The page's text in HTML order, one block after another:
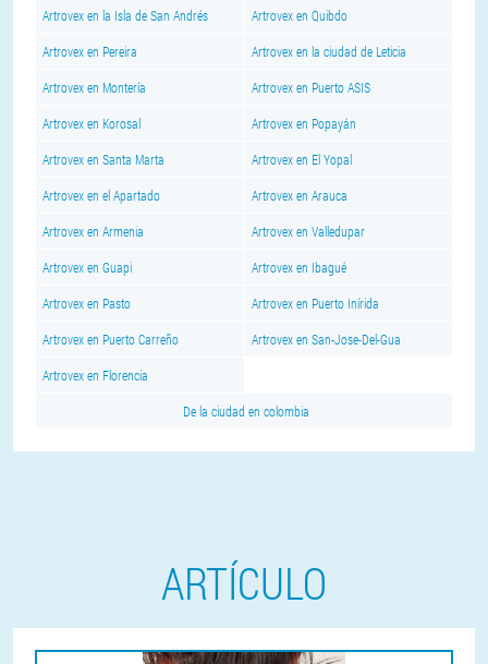
Artrovex en la Isla de San Andrés Artrovex en Quibdo
Artrovex en Pereira Artrovex en la ciudad de Leticia
Artrovex en Montería Artrovex en Puerto ASIS
Artrovex en Korosal Artrovex en Popayán
Artrovex en Santa Marta Artrovex en El Yopal
Artrovex en el Apartado Artrovex en Arauca
Artrovex en Armenia Artrovex en Valledupar
Artrovex en Guapi Artrovex en Ibagué
Artrovex en Pasto Artrovex en Puerto Inírida
Artrovex en Puerto Carreño Artrovex en San-Jose-Del-Gua
Artrovex en Florencia
De la ciudad en colombia
ARTÍCULO